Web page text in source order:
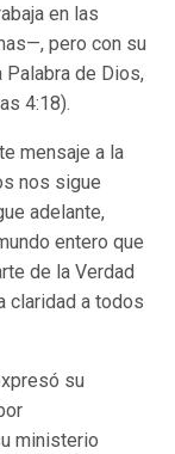
en las
pero con su
Palabra de Dios,
4:18).
mensaje a la
nos sigue
adelante,
entero que
de la Verdad
claridad a todos
su
ministerio